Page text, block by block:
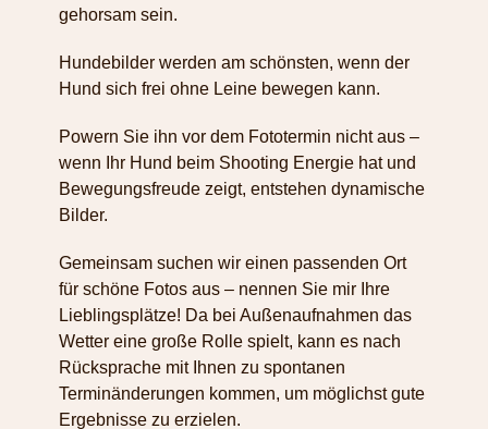
gehorsam sein.
Hundebilder werden am schönsten, wenn der
Hund sich frei ohne Leine bewegen kann.
Powern Sie ihn vor dem Fototermin nicht aus –
wenn Ihr Hund beim Shooting Energie hat und
Bewegungsfreude zeigt, entstehen dynamische
Bilder.
Gemeinsam suchen wir einen passenden Ort
für schöne Fotos aus – nennen Sie mir Ihre
Lieblingsplätze! Da bei Außenaufnahmen das
Wetter eine große Rolle spielt, kann es nach
Rücksprache mit Ihnen zu spontanen
Terminänderungen kommen, um möglichst gute
Ergebnisse zu erzielen.